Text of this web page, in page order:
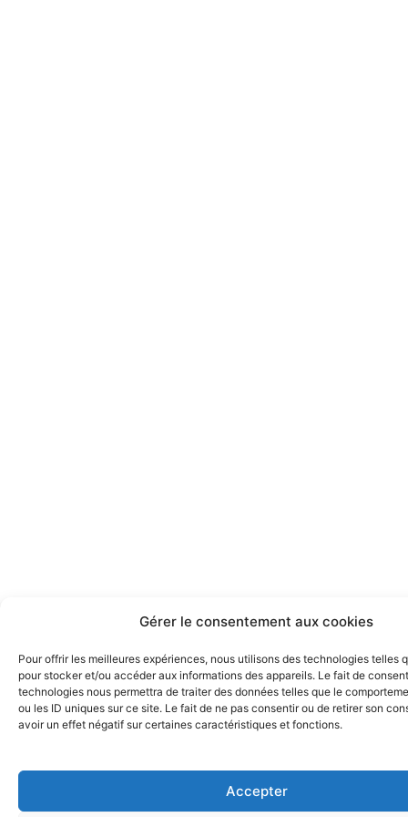
Gérer le consentement aux cookies
Pour offrir les meilleures expériences, nous utilisons des technologies telles
pour stocker et/ou accéder aux informations des appareils. Le fait de
technologies nous permettra de traiter des données telles que le
ou les ID uniques sur ce site. Le fait de ne pas consentir ou de retirer son
avoir un effet négatif sur certaines caractéristiques et fonctions.
Accepter